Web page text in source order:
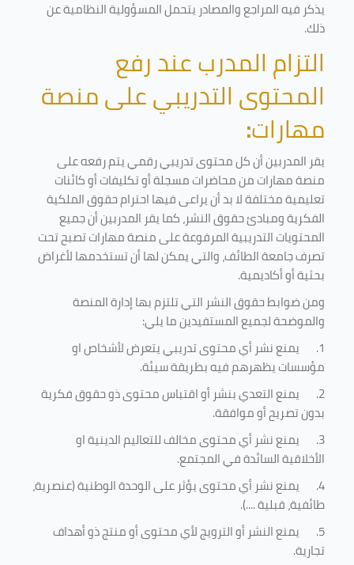
يذكر فيه المراجع والمصادر يتحمل المسؤولية النظامية عن
ذلك.
التزام المدرب عند رفع
المحتوى التدريبي على منصة
مهارات:
يقر المدربين أن كل محتوى تدريبي رقمي يتم رفعه على
منصة مهارات من محاضرات مسجلة أو تكليفات أو كائنات
تعليمية مختلفة لا بد أن يراعى فيها احترام حقوق الملكية
الفكرية ومبادئ حقوق النشر، كما يقر المدربين أن جميع
المحتويات التدريبية المرفوعة على منصة مهارات تصبح تحت
تصرف جامعة الطائف، والتي يمكن لها أن تستخدمها لأغراض
بحثية أو أكاديمية.
ومن ضوابط حقوق النشر التي تلتزم بها إدارة المنصة
والموضحة لجميع المستفيدين ما يلي:
1.
يمنع نشر أي محتوى تدريبي يتعرض لأشخاص او
مؤسسات يظهرهم فيه بطريقة سيئة.
2.
يمنع التعدي بنشر أو اقتباس محتوى ذو حقوق فكرية
بدون تصريح أو موافقة.
3.
يمنع نشر أي محتوى مخالف للتعاليم الدينية او
الأخلاقية السائدة في المجتمع.
4.
يمنع نشر أي محتوى يؤثر على الوحدة الوطنية (عنصرية،
طائفية، قبلية ....).
5.
يمنع النشر أو الترويج لأي محتوى أو منتج ذو أهداف
تجارية.